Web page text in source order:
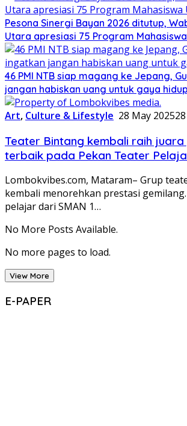
Pesona Sinergi Bayan 2026 ditutup,
Utara apresiasi 75 Program Mahasiswa
46 PMI NTB siap magang ke Jepang,
jangan habiskan uang untuk gaya hidup
Art, Culture & Lifestyle 28 May 2025
Teater Bintang kembali raih juara
terbaik pada Pekan Teater
Lombokvibes.com, Mataram– Grup
kembali menorehkan prestasi
pelajar dari SMAN 1…
No More Posts Available.
No more pages to load.
View More
E-PAPER